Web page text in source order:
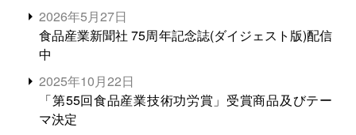
2026年5月27日
食品産業新聞社 75周年記念誌(ダイジェスト版)配信
中
2025年10月22日
「第55回食品産業技術功労賞」受賞商品及びテー
マ決定